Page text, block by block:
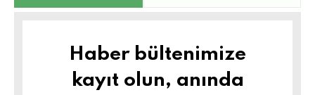
Haber bültenimize
kayıt olun, anında